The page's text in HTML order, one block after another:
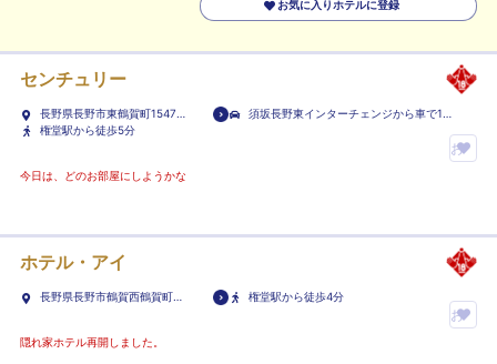
お気に入りホテルに登録
センチュリー
長野県長野市東鶴賀町1547-
10
須坂長野東インターチェンジから車で11
権堂駅から徒歩5分
お
り
ホ
テ
ル
今日は、どのお部屋にしようかな
ホテル・アイ
長野県長野市鶴賀西鶴賀町
権堂駅から徒歩4分
お
隠れ家ホテル再開しました。